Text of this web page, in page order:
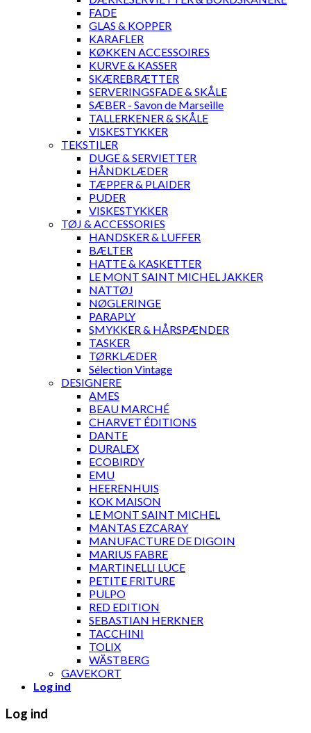
FADE
GLAS & KOPPER
KARAFLER
KØKKEN ACCESSOIRES
KURVE & KASSER
SKÆREBRÆTTER
SERVERINGSFADE & SKÅLE
SÆBER - Savon de Marseille
TALLERKENER & SKÅLE
VISKESTYKKER
TEKSTILER
DUGE & SERVIETTER
HÅNDKLÆDER
TÆPPER & PLAIDER
PUDER
VISKESTYKKER
TØJ & ACCESSORIES
HANDSKER & LUFFER
BÆLTER
HATTE & KASKETTER
LE MONT SAINT MICHEL JAKKER
NATTØJ
NØGLERINGE
PARAPLY
SMYKKER & HÅRSPÆNDER
TASKER
TØRKLÆDER
Sélection Vintage
DESIGNERE
AMES
BEAU MARCHÉ
CHARVET ÉDITIONS
DANTE
DURALEX
ECOBIRDY
EMU
HEERENHUIS
KOK MAISON
LE MONT SAINT MICHEL
MANTAS EZCARAY
MANUFACTURE DE DIGOIN
MARIUS FABRE
MARTINELLI LUCE
PETITE FRITURE
PULPO
RED EDITION
SEBASTIAN HERKNER
TACCHINI
TOLIX
WÄSTBERG
GAVEKORT
Log ind
Log ind